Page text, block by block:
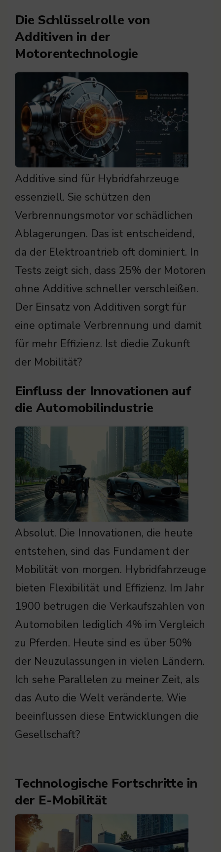
Die Schlüsselrolle von
Additiven in der
Motorentechnologie
Additive sind für Hybridfahrzeuge
essenziell. Sie schützen den
Verbrennungsmotor vor schädlichen
Ablagerungen. Das ist entscheidend,
da der Elektroantrieb oft dominiert. In
Tests zeigt sich, dass 25% der Motoren
ohne Additive schneller verschleißen.
Der Einsatz von Additiven sorgt für
eine optimale Verbrennung und damit
für mehr Effizienz. Ist diedie Zukunft
der Mobilität?
Einfluss der Innovationen auf
die Automobilindustrie
Absolut. Die Innovationen, die heute
entstehen, sind das Fundament der
Mobilität von morgen. Hybridfahrzeuge
bieten Flexibilität und Effizienz. Im Jahr
1900 betrugen die Verkaufszahlen von
Automobilen lediglich 4% im Vergleich
zu Pferden. Heute sind es über 50%
der Neuzulassungen in vielen Ländern.
Ich sehe Parallelen zu meiner Zeit, als
das Auto die Welt veränderte. Wie
beeinflussen diese Entwicklungen die
Gesellschaft?
Technologische Fortschritte in
der E-Mobilität